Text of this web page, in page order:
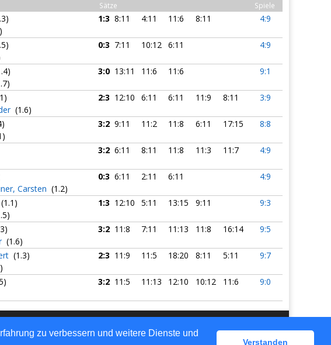
zu verbessern und weitere Dienste und
Verstanden
Sätze Spiele
1:3 8:11 4:11 11:6 8:11 4:9
0:3 7:11 10:12 6:11 4:9
3:0 13:11 11:6 11:6 9:1
(1.6)
2:3 12:10 6:11 6:11 11:9 8:11 3:9
3:2 9:11 11:2 11:8 6:11 17:15 8:8
3:2 6:11 8:11 11:8 11:3 11:7 4:9
Carsten (1.2)
0:3 6:11 2:11 6:11 4:9
(1.1)
1:3 12:10 5:11 13:15 9:11 9:3
(1.6)
3:2 11:8 7:11 11:13 11:8 16:14 9:5
(1.3)
2:3 11:9 11:5 18:20 8:11 5:11 9:7
3:2 11:5 11:13 12:10 10:12 11:6 9:0
Netzwerklösungen